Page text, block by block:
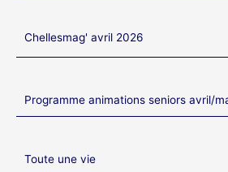
Chellesmag' avril 2026
Programme animations seniors avril/
Toute une vie